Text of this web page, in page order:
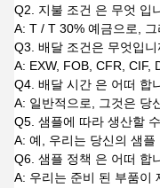
Q2. 지불 조건 은 무엇 입
A: T / T 30% 예금으로,
Q3. 배달 조건은 무엇입니
A: EXW, FOB, CFR, CIF,
Q4. 배달 시간 은 어떠 합
A: 일반적으로, 그것은 당
Q5. 샘플에 따라 생산할
A: 예, 우리는 당신의 샘
Q6. 샘플 정책 은 어떠 합
A: 우리는 준비 된 부품이